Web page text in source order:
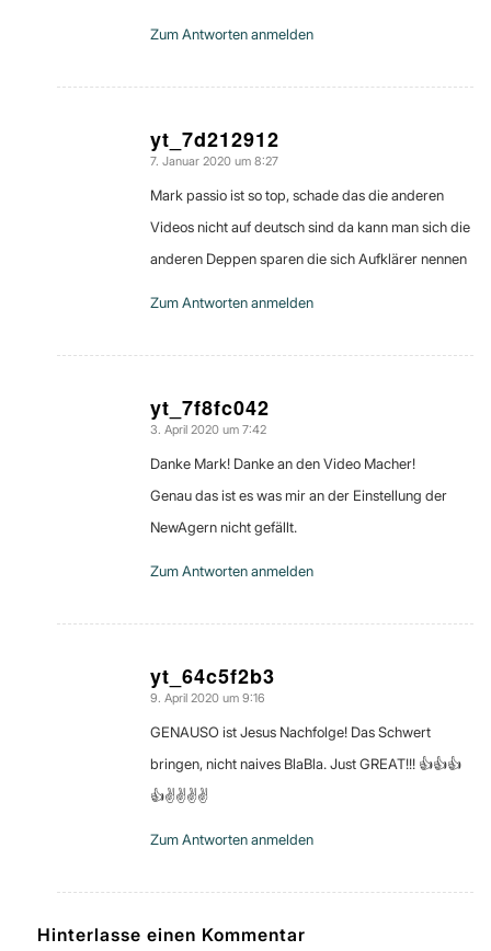
Zum Antworten anmelden
yt_7d212912
sagte:
7. Januar 2020 um 8:27
Mark passio ist so top, schade das die anderen
Videos nicht auf deutsch sind da kann man sich die
anderen Deppen sparen die sich Aufklärer nennen
Zum Antworten anmelden
yt_7f8fc042
sagte:
3. April 2020 um 7:42
Danke Mark! Danke an den Video Macher!
Genau das ist es was mir an der Einstellung der
NewAgern nicht gefällt.
Zum Antworten anmelden
yt_64c5f2b3
sagte:
9. April 2020 um 9:16
GENAUSO ist Jesus Nachfolge! Das Schwert
bringen, nicht naives BlaBla. Just GREAT!!! 👍👍👍
👍✌️✌️✌️✌️
Zum Antworten anmelden
Hinterlasse einen Kommentar